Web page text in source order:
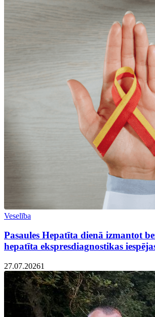
Veselība
Pasaules Hepatīta dienā izmantot
hepatīta ekspresdiagnostikas
27.07.20261